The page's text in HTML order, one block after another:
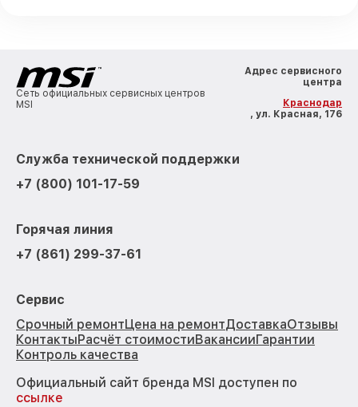
Сеть официальных сервисных центров
MSI
Адрес сервисного
центра
Краснодар
, ул. Красная, 176
Служба технической поддержки
+7 (800) 101-17-59
Горячая линия
+7 (861) 299-37-61
Сервис
Срочный ремонтЦена на ремонтДоставкаОтзывы
КонтактыРасчёт стоимостиВакансииГарантии
Контроль качества
Официальный сайт бренда MSI доступен по
ссылке